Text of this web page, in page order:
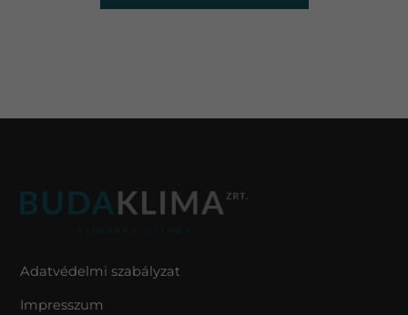
Adatvédelmi szabályzat
Impresszum